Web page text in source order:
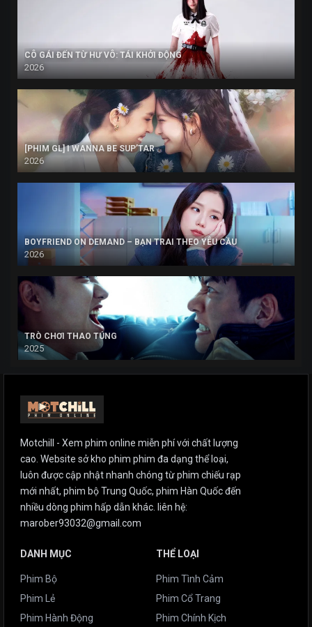
CÔ GÁI ĐẾN TỪ HƯ VÔ: TÁI KHỞI ĐỘNG
2026
[PHIM GL] I WANNA BE SUP’TAR
2026
BOYFRIEND ON DEMAND – BẠN TRAI THEO YÊU CẦU
2026
TRÒ CHƠI THAO TÚNG
2025
Motchill - Xem phim online miễn phí với chất lượng
cao. Website sở kho phim phim đa dạng thể loại,
luôn được cập nhật nhanh chóng từ phim chiếu rạp
mới nhất, phim bộ Trung Quốc, phim Hàn Quốc đến
nhiều dòng phim hấp dẫn khác. liên hệ:
marober93032@gmail.com
DANH MỤC
Phim Bộ
Phim Lẻ
Phim Hành Động
THỂ LOẠI
Phim Tình Cảm
Phim Cổ Trang
Phim Chính Kịch